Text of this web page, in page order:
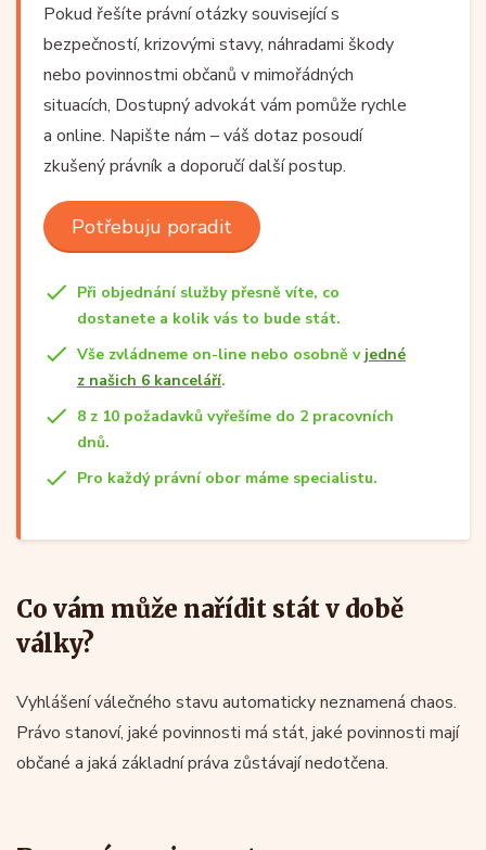
Pokud řešíte právní otázky související s
bezpečností, krizovými stavy, náhradami škody
nebo povinnostmi občanů v mimořádných
situacích, Dostupný advokát vám pomůže rychle
a online. Napište nám – váš dotaz posoudí
zkušený právník a doporučí další postup.
Potřebuju poradit
Při objednání služby přesně víte, co
dostanete a kolik vás to bude stát.
Vše zvládneme on-line nebo osobně v jedné
z našich 6 kanceláří.
8 z 10 požadavků vyřešíme do 2 pracovních
dnů.
Pro každý právní obor máme specialistu.
Co vám může nařídit stát v době
války?
Vyhlášení válečného stavu automaticky neznamená chaos.
Právo stanoví, jaké povinnosti má stát, jaké povinnosti mají
občané a jaká základní práva zůstávají nedotčena.